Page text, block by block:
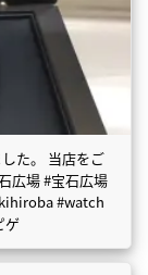
た。 当店をご
広場 #宝石広場
#watch
ゲ